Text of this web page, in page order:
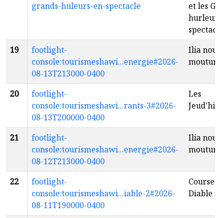
grands-huleurs-en-spectacle
et les
19
footlight-
console:tourismeshawi...energie#2026-
08-13T213000-0400
Ilia
mouture
20
footlight-
console:tourismeshawi...rants-3#2026-
08-13T200000-0400
Les
21
footlight-
console:tourismeshawi...energie#2026-
08-12T213000-0400
Ilia
mouture
22
footlight-
console:tourismeshawi...iable-2#2026-
08-11T190000-0400
Course
Diable fr